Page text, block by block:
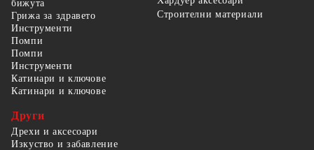
бижута
Грижа за здравето
Строителни материали
Инструменти
Помпи
Помпи
Инструменти
Катинари и ключове
Катинари и ключове
Други
Дрехи и аксесоари
Изкуство и забавление